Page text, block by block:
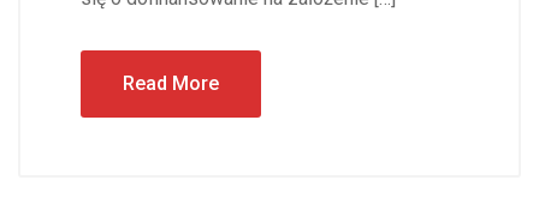
Read More